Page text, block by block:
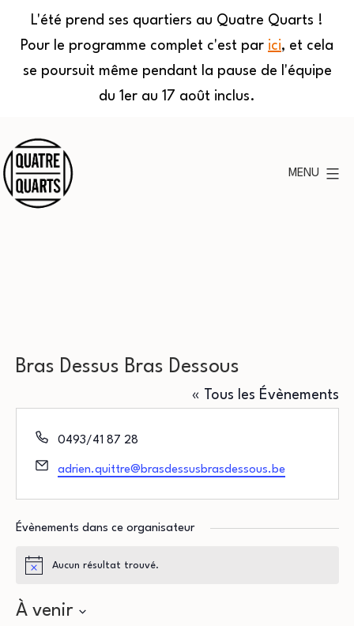
L'été prend ses quartiers au Quatre Quarts !
Pour le programme complet c'est par ici, et cela
se poursuit même pendant la pause de l'équipe
du 1er au 17 août inclus.
au
contenu
MENU
Bras Dessus Bras Dessous
« Tous les Évènements
Téléphone
0493/41 87 28
Email
adrien.quittre@brasdessusbrasdessous.be
Évènements dans ce organisateur
Notice
Aucun résultat trouvé.
À venir